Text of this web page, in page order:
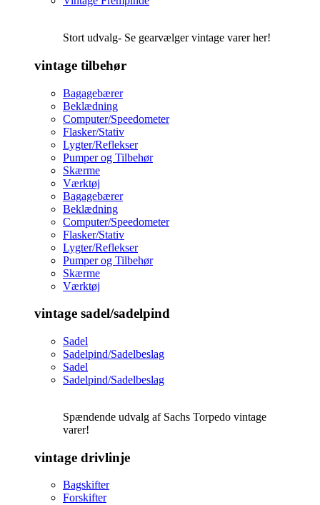
Stort udvalg- Se gearvælger vintage varer her!
vintage tilbehør
Bagagebærer
Beklædning
Computer/Speedometer
Flasker/Stativ
Lygter/Reflekser
Pumper og Tilbehør
Skærme
Værktøj
Bagagebærer
Beklædning
Computer/Speedometer
Flasker/Stativ
Lygter/Reflekser
Pumper og Tilbehør
Skærme
Værktøj
vintage sadel/sadelpind
Sadel
Sadelpind/Sadelbeslag
Sadel
Sadelpind/Sadelbeslag
Spændende udvalg af Sachs Torpedo vintage
varer!
vintage drivlinje
Bagskifter
Forskifter